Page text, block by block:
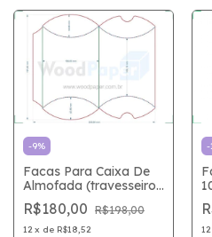
-9%
Facas Para Caixa De
Almofada (travesseiro)
11 X 10,6 X 4,2
R$180,00 R$198,00
12 x de R$18,52
-
12